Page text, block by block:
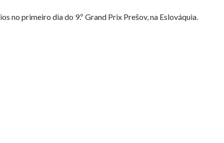
no primeiro dia do 9.º Grand Prix Prešov, na Eslováquia.